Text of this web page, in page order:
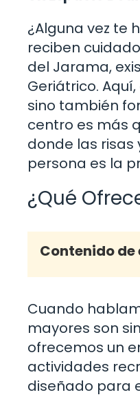
¿Alguna vez te
reciben
del Jarama,
Geriátrico.
sino también
centro es más
donde las risas
persona es la
¿Qué
Contenido
Cuando
mayores son
ofrecemos un
actividades
diseñado para